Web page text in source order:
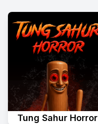
Tung Sahur Horror